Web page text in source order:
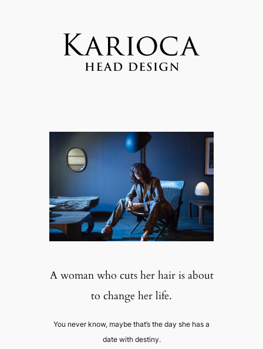
A woman who cuts her hair is about
to change her life.
You never know, maybe that’s the day she has a
date with destiny.